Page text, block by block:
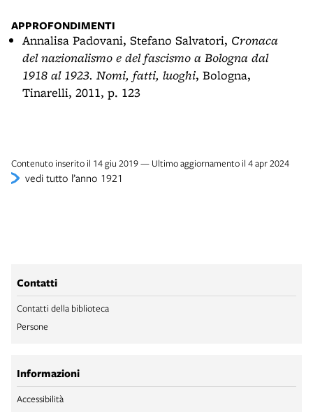
APPROFONDIMENTI
Annalisa Padovani, Stefano Salvatori, Cronaca
del nazionalismo e del fascismo a Bologna dal
1918 al 1923. Nomi, fatti, luoghi, Bologna,
Tinarelli, 2011, p. 123
Contenuto inserito il 14 giu 2019 — Ultimo aggiornamento il 4 apr 2024
vedi tutto l’anno 1921
Contatti
Contatti della biblioteca
Persone
Informazioni
Accessibilità